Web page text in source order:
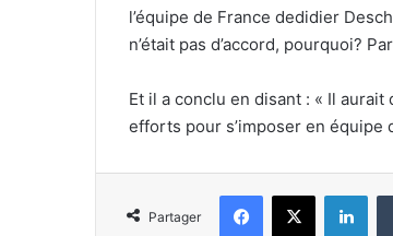
l’équipe de France dedidier
n’était pas d’accord, pourquoi?
Et il a conclu en disant : « Il
efforts pour s’imposer en équipe
Partager
Facebook
X